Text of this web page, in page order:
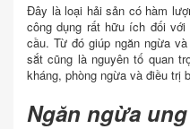
Đây là loại hải sản có hàm
công dụng rất hữu ích đối
cầu. Từ đó giúp ngăn ngừa
sắt cũng là nguyên tố quan
kháng, phòng ngừa và điều trị
Ngăn ngừa